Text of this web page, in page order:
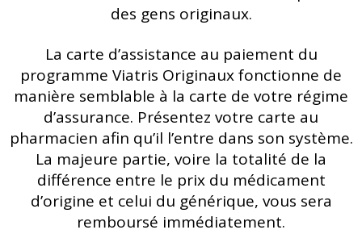
des gens originaux.
La carte d’assistance au paiement du
programme Viatris Originaux fonctionne de
manière semblable à la carte de votre régime
d’assurance. Présentez votre carte au
pharmacien afin qu’il l’entre dans son système.
La majeure partie, voire la totalité de la
différence entre le prix du médicament
d’origine et celui du générique, vous sera
remboursé immédiatement.